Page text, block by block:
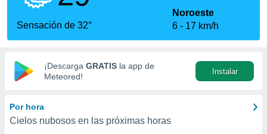
calidad.
a este
las
y
digital
basada
Sensación de 32°
Noroeste
6
17 km/h
¡Descarga GRATIS la app de
Meteored!
Instalar
Por hora
Cielos nubosos en las próximas horas